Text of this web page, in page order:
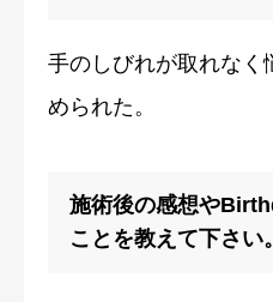
手のしびれが取れなく
められた。
施術後の感想や
ことを教えて下さい。